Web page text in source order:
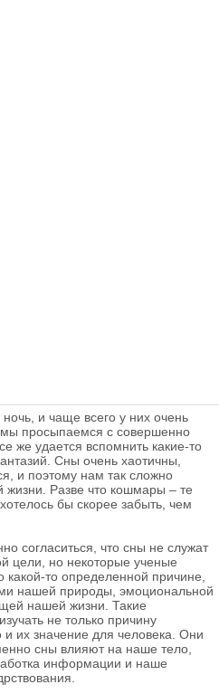
и чаще всего у них очень
просыпаемся с совершенно
же удается вспомнить какие-то
Сны очень хаотичны,
и поэтому нам так сложно
жизни. Разве что кошмары – те
бы скорее забыть, чем
согласиться, что сны не служат
цели, но некоторые ученые
то определенной причине,
нашей природы, эмоциональной
нашей жизни. Такие
не только причину
и их значение для человека. Они
сны влияют на наше тело,
информации и наше